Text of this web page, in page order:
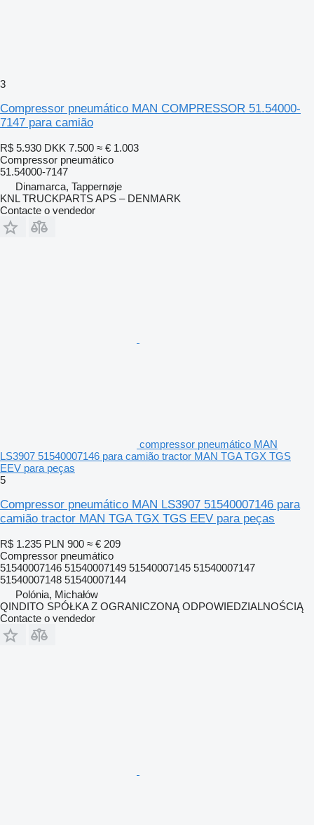
3
Compressor pneumático MAN COMPRESSOR 51.54000-
7147 para camião
R$ 5.930 DKK 7.500 ≈ € 1.003
Compressor pneumático
51.54000-7147
Dinamarca, Tappernøje
KNL TRUCKPARTS APS – DENMARK
Contacte o vendedor
compressor pneumático MAN
LS3907 51540007146 para camião tractor MAN TGA TGX TGS
EEV para peças
5
Compressor pneumático MAN LS3907 51540007146 para
camião tractor MAN TGA TGX TGS EEV para peças
R$ 1.235 PLN 900 ≈ € 209
Compressor pneumático
51540007146 51540007149 51540007145 51540007147
51540007148 51540007144
Polónia, Michałów
QINDITO SPÓŁKA Z OGRANICZONĄ ODPOWIEDZIALNOŚCIĄ
Contacte o vendedor